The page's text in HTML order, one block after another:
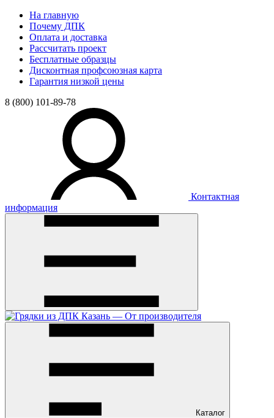
На главную
Почему ДПК
Оплата и доставка
Рассчитать проект
Бесплатные образцы
Дисконтная профсоюзная карта
Гарантия низкой цены
8 (800) 101-89-78
Контактная
информация
Каталог